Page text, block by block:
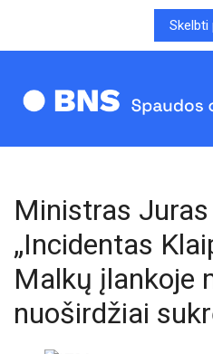
Skelbti
Ministras
„Incidentas
Malkų įlankoje
nuoširdžiai